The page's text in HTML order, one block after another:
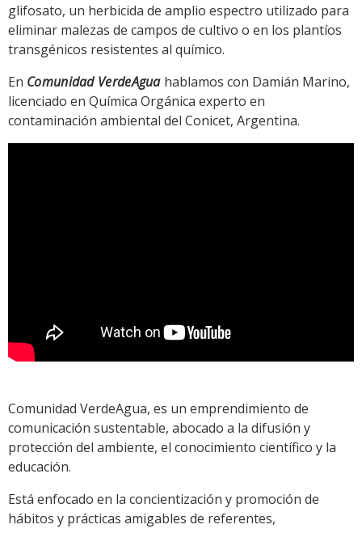
glifosato, un herbicida de amplio espectro utilizado para
eliminar malezas de campos de cultivo o en los plantíos
transgénicos resistentes al químico.
En Comunidad VerdeAguahablamos con Damián Marino,
licenciado en Química Orgánica experto en
contaminación ambiental del Conicet, Argentina.
Comunidad VerdeAgua, es un emprendimiento de
comunicación sustentable, abocado a la difusión y
protección del ambiente, el conocimiento científico y la
educación.
Está enfocado en la concientización y promoción de
hábitos y prácticas amigables de referentes,